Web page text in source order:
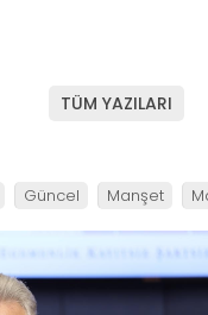
TÜM YAZILARI
Güncel Manşet